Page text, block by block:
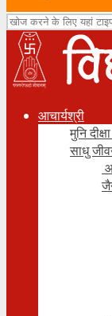
आचार्यश्री
मुनि
साधु